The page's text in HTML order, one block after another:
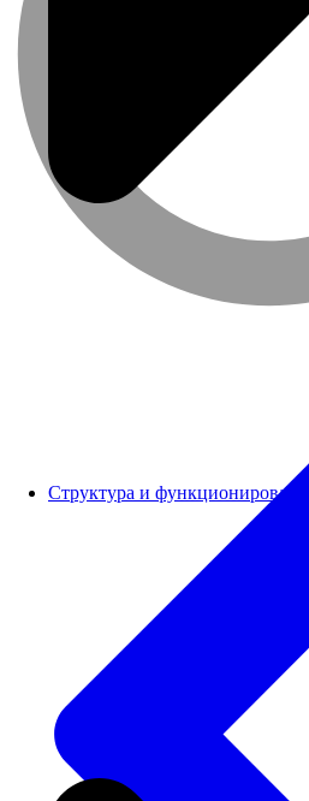
Структура и функционирование